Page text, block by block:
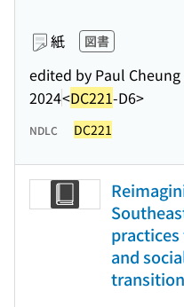
紙 図書
edited by Paul
2024<DC221-D6>
NDLC DC221
and